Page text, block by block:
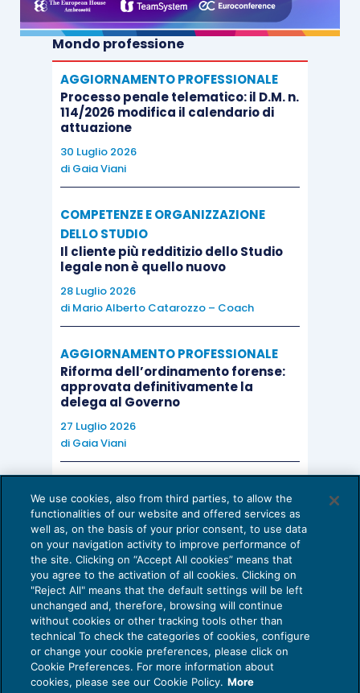
comune oggetto rappresentato dalle liberalità
effettuate in vita delde cuius, profonde sono le
differenze tra i due istituti.
L’imputazione delle donazioni ai sensi dell’art.
556 c.c. è una forma di tutela garantita ai
legittimari, che consente di considerare tutti beni
di cui ilde cuius
cui determinare le quote riservate a ciascun
legittimario. Diverso è, invece, l’ambito di
applicazione del sistema della collazione,
disciplinato dagli artt 737 e ss c.c.
ereditaria che opera reciprocamente tra i coeredi
congiunti delde cuius(CARNEVALI,La collazione
in Digesto civ., II, Torino, 1988) ed è strumentale
alla determinazione delle quote ereditarie, che si
differenziano da quelle di riserva in quanto
calcolate sul solorelictumnetto.
Dunque, come rilevato da autorevole dottrina
(CAPOZZI,Successioni e Donazioni, Milano, 2015)
mentre la collazione sacrifica solo i donatari che
siano coeredi e discendenti del donante, l’azione
di riduzione tende a sacrificare ogni donatario, a
prescindere dal suostatusdi erede.
Mondo professione
AGGIORNAMENTO PROFESSIONALE
Processo penale telematico: il D.M. n.
114/2026 modifica il calendario di
attuazione
30 Luglio 2026
di Gaia Viani
COMPETENZE E ORGANIZZAZIONE
DELLO STUDIO
Il cliente più redditizio dello Studio
legale non è quello nuovo
28 Luglio 2026
di Mario Alberto Catarozzo – Coach
AGGIORNAMENTO PROFESSIONALE
Riforma dell’ordinamento forense:
approvata definitivamente la
delega al Governo
27 Luglio 2026
di Gaia Viani
Come evitare le allucinazioni dell’AI:
guida per l’avvocato
24 Luglio 2026
di Sofia Savoia
Privacy Policy
We use cookies, also from third parties, to allow the
functionalities of our website and offered services as
well as, on the basis of your prior consent, to use data
on your navigation activity to improve performance of
the site. Clicking on “Accept All cookies” means that
you agree to the activation of all cookies. Clicking on
"Reject All" means that the default settings will be left
unchanged and, therefore, browsing will continue
without cookies or other tracking tools other than
technical To check the categories of cookies, configure
or change your cookie preferences, please click on
Cookie Preferences. For more information about
cookies, please see our Cookie Policy. More